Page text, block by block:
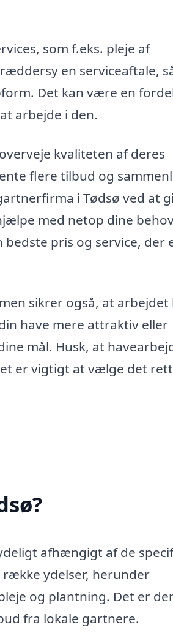
som f.eks. pleje af
en serviceaftale,
Det kan være en
arbejde i den.
kvaliteten af deres
flere tilbud og
i Tødsø ved at
med netop dine
pris og service, der
sikrer også, at arbejdet
have mere attraktiv eller
mål. Husk, at
er vigtigt at vælge det
afhængigt af de
ydelser, herunder
og plantning. Det er
fra lokale gartnere.